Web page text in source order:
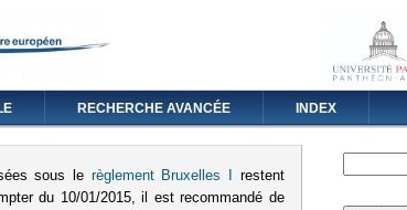
RECHERCHE AVANCÉE INDEX
sous le règlement Bruxelles I
restent
du 10/01/2015, il est recommandé de